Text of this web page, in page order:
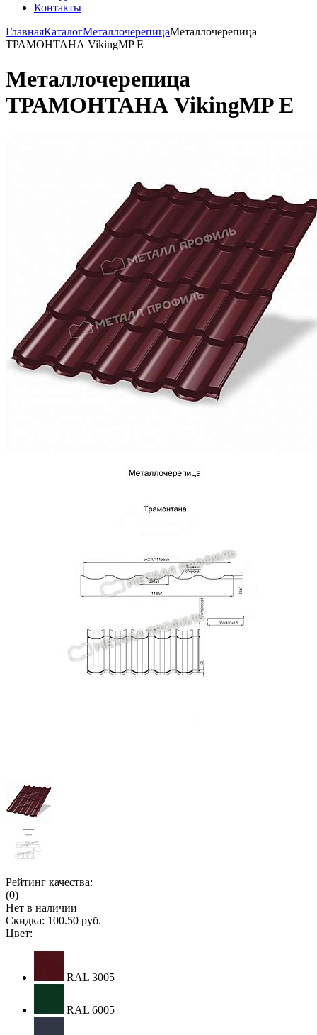
Контакты
ГлавнаяКаталогМеталлочерепицаМеталлочерепица
ТРАМОНТАНА VikingMP E
Металлочерепица
ТРАМОНТАНА VikingMP E
Рейтинг качества:
(0)
Нет в наличии
Скидка: 100.50 руб.
Цвет:
RAL 3005
RAL 6005